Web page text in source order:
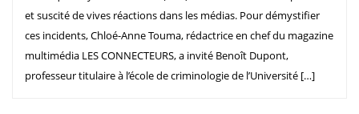
et suscité de vives réactions dans les médias. Pour démystifier
ces incidents, Chloé-Anne Touma, rédactrice en chef du magazine
multimédia LES CONNECTEURS, a invité Benoît Dupont,
professeur titulaire à l’école de criminologie de l’Université […]